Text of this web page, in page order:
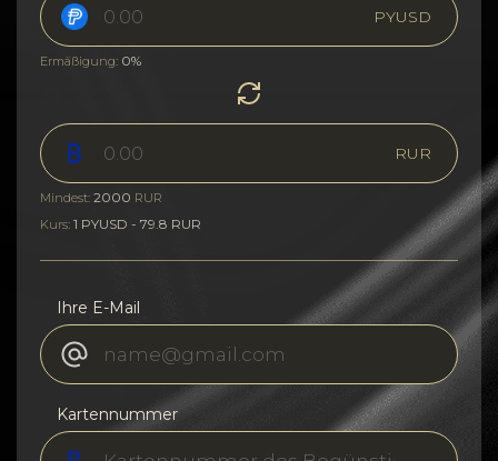
PYUSD
Ermäßigung: 0%
RUR
Mindest: 2000 RUR
Kurs: 1 PYUSD - 79.8 RUR
Ihre E-Mail
Kartennummer